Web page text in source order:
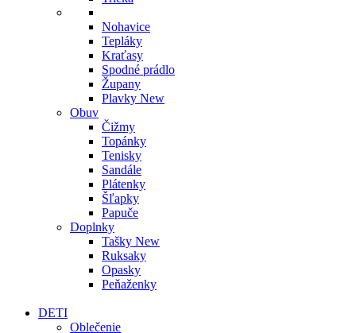
Nohavice
Tepláky
Kraťasy
Spodné prádlo
Župany
Plavky New
Obuv
Čižmy
Topánky
Tenisky
Sandále
Plátenky
Šľapky
Papuče
Doplnky
Tašky New
Ruksaky
Opasky
Peňaženky
DETI
Oblečenie